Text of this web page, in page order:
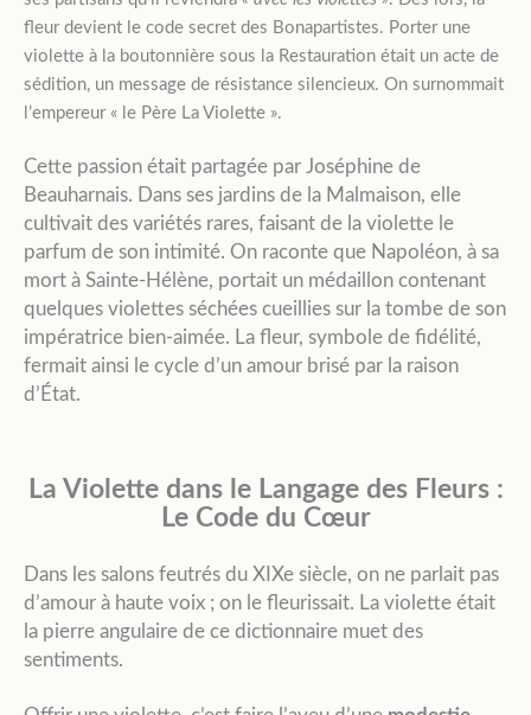
fleur devient le code secret des Bonapartistes. Porter une
violette à la boutonnière sous la Restauration était un acte de
sédition, un message de résistance silencieux. On surnommait
l’empereur « le Père La Violette ».
Cette passion était partagée par Joséphine de
Beauharnais. Dans ses jardins de la Malmaison, elle
cultivait des variétés rares, faisant de la violette le
parfum de son intimité. On raconte que Napoléon, à sa
mort à Sainte-Hélène, portait un médaillon contenant
quelques violettes séchées cueillies sur la tombe de son
impératrice bien-aimée. La fleur, symbole de fidélité,
fermait ainsi le cycle d’un amour brisé par la raison
d’État.
La Violette dans le Langage des Fleurs :
Le Code du Cœur
Dans les salons feutrés du XIXe siècle, on ne parlait pas
d’amour à haute voix ; on le fleurissait. La violette était
la pierre angulaire de ce dictionnaire muet des
sentiments.